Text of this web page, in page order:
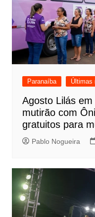
Paranaíba Últimas
Agosto Lilás
mutirão com
gratuitos para
Pablo Nogueira